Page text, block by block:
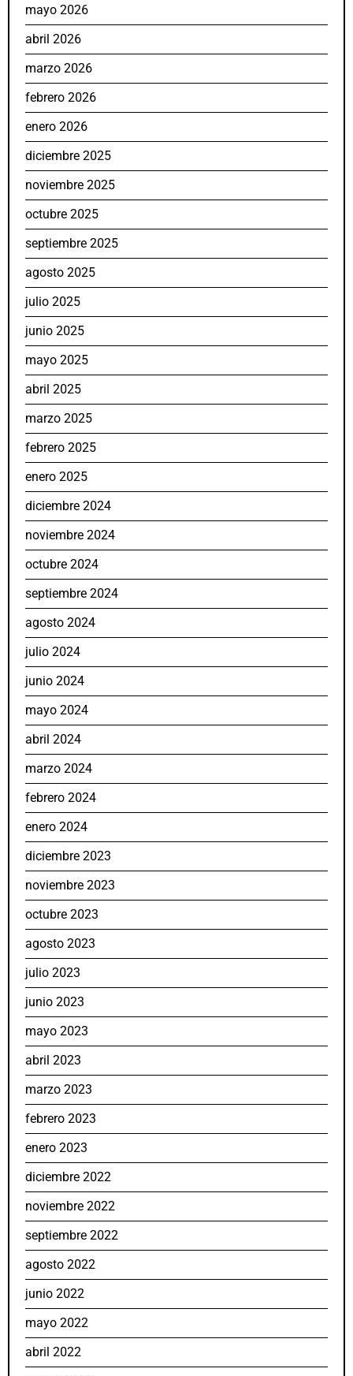
mayo 2026
abril 2026
marzo 2026
febrero 2026
enero 2026
diciembre 2025
noviembre 2025
octubre 2025
septiembre 2025
agosto 2025
julio 2025
junio 2025
mayo 2025
abril 2025
marzo 2025
febrero 2025
enero 2025
diciembre 2024
noviembre 2024
octubre 2024
septiembre 2024
agosto 2024
julio 2024
junio 2024
mayo 2024
abril 2024
marzo 2024
febrero 2024
enero 2024
diciembre 2023
noviembre 2023
octubre 2023
agosto 2023
julio 2023
junio 2023
mayo 2023
abril 2023
marzo 2023
febrero 2023
enero 2023
diciembre 2022
noviembre 2022
septiembre 2022
agosto 2022
junio 2022
mayo 2022
abril 2022